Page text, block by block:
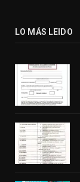
LO MÁS LEIDO